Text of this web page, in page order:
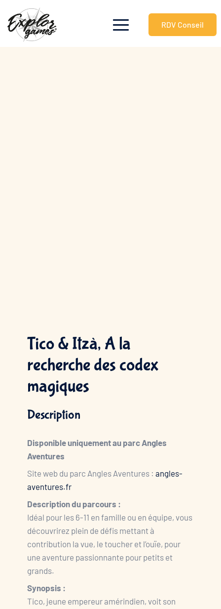
RDV Conseil
Tico & Itzà, A la
recherche des codex
magiques
Description
Disponible uniquement au parc Angles
Aventures
Site web du parc Angles Aventures : angles-
aventures.fr
Description du parcours :
Idéal pour les 6-11 en famille ou en équipe, vous
découvrirez plein de défis mettant à
contribution la vue, le toucher et l’ouïe, pour
une aventure passionnante pour petits et
grands.
Synopsis :
Tico, jeune empereur amérindien, voit son